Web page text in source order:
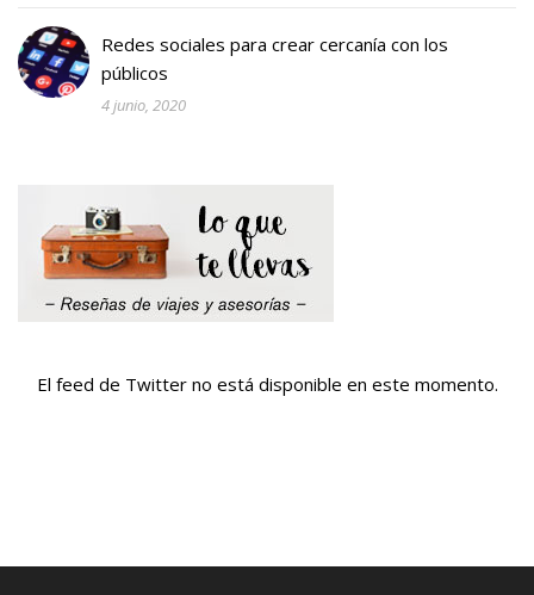
Redes sociales para crear cercanía con los
públicos
4 junio, 2020
El feed de Twitter no está disponible en este momento.